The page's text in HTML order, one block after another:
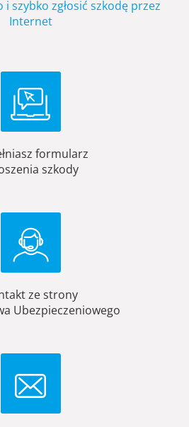
szybko zgłosić szkodę przez
Internet
formularz
szkody
ze strony
Ubezpieczeniowego